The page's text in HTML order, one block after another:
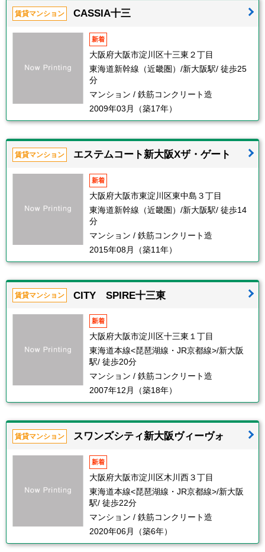
賃貸マンション CASSIA十三
新着
大阪府大阪市淀川区十三東２丁目
東海道新幹線（近畿圏）/新大阪駅/ 徒歩25
分
マンション / 鉄筋コンクリート造
2009年03月（築17年）
賃貸マンション エステムコート新大阪Xザ・ゲート
新着
大阪府大阪市東淀川区東中島３丁目
東海道新幹線（近畿圏）/新大阪駅/ 徒歩14
分
マンション / 鉄筋コンクリート造
2015年08月（築11年）
賃貸マンション CITY SPIRE十三東
新着
大阪府大阪市淀川区十三東１丁目
東海道本線<琵琶湖線・JR京都線>/新大阪
駅/ 徒歩20分
マンション / 鉄筋コンクリート造
2007年12月（築18年）
賃貸マンション スワンズシティ新大阪ヴィーヴォ
新着
大阪府大阪市淀川区木川西３丁目
東海道本線<琵琶湖線・JR京都線>/新大阪
駅/ 徒歩22分
マンション / 鉄筋コンクリート造
2020年06月（築6年）